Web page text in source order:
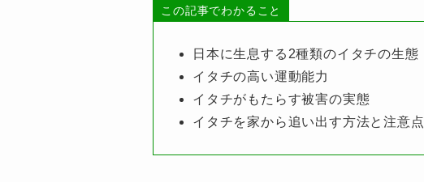
この記事でわかること
日本に生息する2種類のイタチの生態
イタチの高い運動能力
イタチがもたらす被害の実態
イタチを家から追い出す方法と注意点